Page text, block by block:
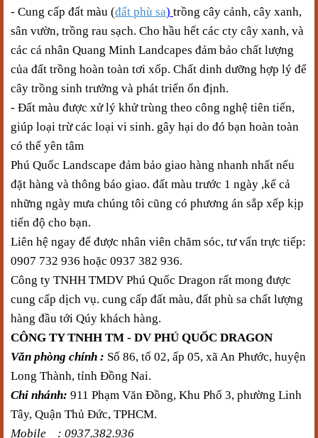
- Cung cấp đất màu (đất phù sa) trồng cây cảnh, cây xanh,
sân vườn, trồng rau sạch. Cho hầu hết các cty cây xanh, và
các cá nhân Quang Minh Landcapes đảm bảo chất lượng
của đất trồng hoàn toàn tơi xốp. Chất dinh dưỡng hợp lý để
cây trồng sinh trưởng và phát triển ổn định.
- Đất màu được xử lý khử trùng theo công nghệ tiên tiến,
giúp loại trừ các loại vi sinh. gây hại do đó bạn hoàn toàn
có thể yên tâm
Phú Quốc Landscape đảm bảo giao hàng nhanh nhất nếu
đặt hàng và thông báo giao. đất màu trước 1 ngày ,kể cả
những ngày mưa chúng tôi cũng có phương án sắp xếp kịp
tiến độ cho bạn.
Liên hệ ngay để được nhân viên chăm sóc, tư vấn trực tiếp:
0907 732 936 hoặc 0937 382 936.
Công ty TNHH TMDV Phú Quốc Dragon rất mong được
cung cấp dịch vụ. cung cấp đất màu, đất phù sa chất lượng
hàng đầu tới Qúy khách hàng.
CÔNG TY TNHH TM - DV PHÚ QUỐC DRAGON
Văn phòng chính : Số 86, tổ 02, ấp 05, xã An Phước, huyện
Long Thành, tỉnh Đồng Nai.
Chi nhánh: 911 Phạm Văn Đồng, Khu Phố 3, phường Linh
Tây, Quận Thủ Đức, TPHCM.
Mobile : 0937.382.936